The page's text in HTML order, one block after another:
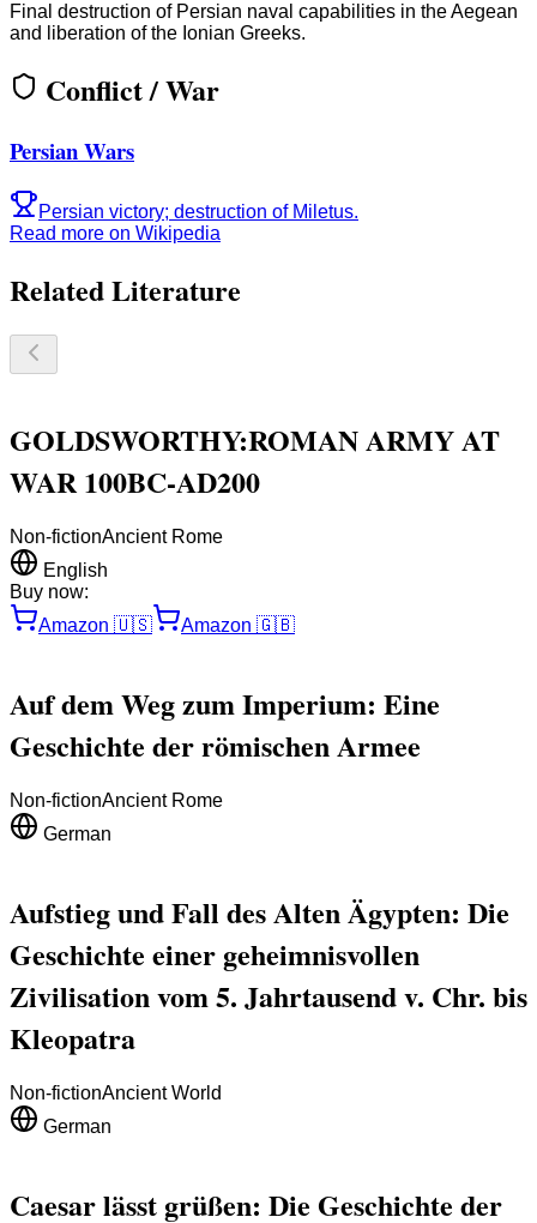
Final destruction of Persian naval capabilities in the Aegean
and liberation of the Ionian Greeks.
Conflict / War
Persian Wars
Persian victory; destruction of Miletus.
Read more on Wikipedia
Related Literature
GOLDSWORTHY:ROMAN ARMY AT
WAR 100BC-AD200
Non-fictionAncient Rome
English
Buy now:
Amazon 🇺🇸 Amazon 🇬🇧
Auf dem Weg zum Imperium: Eine
Geschichte der römischen Armee
Non-fictionAncient Rome
German
Aufstieg und Fall des Alten Ägypten: Die
Geschichte einer geheimnisvollen
Zivilisation vom 5. Jahrtausend v. Chr. bis
Kleopatra
Non-fictionAncient World
German
Caesar lässt grüßen: Die Geschichte der